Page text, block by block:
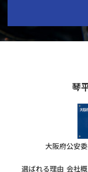
琴
大阪府公安
選ばれる理由 会社